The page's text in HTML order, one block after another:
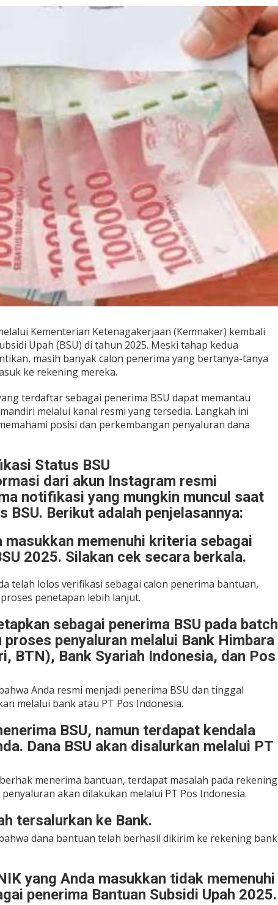
Kementerian Ketenagakerjaan (Kemnaker) kembali
Upah (BSU) di tahun 2025. Meski tahap kedua
masih banyak calon penerima yang bertanya-tanya
ke rekening mereka.
terdaftar sebagai penerima BSU dapat memantau
melalui kanal resmi yang tersedia. Langkah ini
posisi dan perkembangan penyaluran dana
Status BSU
dari akun Instagram resmi
notifikasi yang mungkin muncul saat
BSU. Berikut adalah penjelasannya:
masukkan memenuhi kriteria sebagai
2025. Silakan cek secara berkala.
telah lolos verifikasi sebagai calon penerima bantuan,
penetapan lebih lanjut.
sebagai penerima BSU pada batch
penyaluran melalui Bank Himbara
BTN), Bank Syariah Indonesia, dan Pos
Anda resmi menjadi penerima BSU dan tinggal
melalui bank atau PT Pos Indonesia.
BSU, namun terdapat kendala
Dana BSU akan disalurkan melalui PT
menerima bantuan, terdapat masalah pada rekening
akan dilakukan melalui PT Pos Indonesia.
tersalurkan ke Bank.
dana bantuan telah berhasil dikirim ke rekening bank
yang Anda masukkan tidak memenuhi
penerima Bantuan Subsidi Upah 2025.